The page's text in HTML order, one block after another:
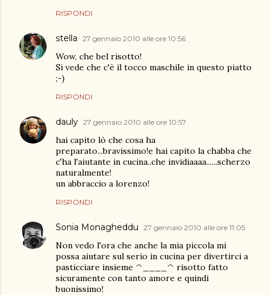
RISPONDI
stella 27 gennaio 2010 alle ore 10:56
Wow, che bel risotto!
Si vede che c'è il tocco maschile in questo piatto
;-)
RISPONDI
dauly 27 gennaio 2010 alle ore 10:57
hai capito lò che cosa ha
preparato...bravissimo!e hai capito la chabba che
c'ha l'aiutante in cucina..che invidiaaaa......scherzo
naturalmente!
un abbraccio a lorenzo!
RISPONDI
Sonia Monagheddu 27 gennaio 2010 alle ore 11:05
Non vedo l'ora che anche la mia piccola mi
possa aiutare sul serio in cucina per divertirci a
pasticciare insieme ^____^ risotto fatto
sicuramente con tanto amore e quindi
buonissimo!